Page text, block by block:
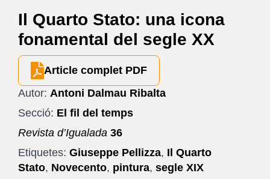
Il Quarto Stato: una icona
fonamental del segle XX
Article complet PDF
Autor: Antoni Dalmau Ribalta
Secció: El fil del temps
Revista d’Igualada 36
Etiquetes: Giuseppe Pellizza, Il Quarto
Stato, Novecento, pintura, segle XIX